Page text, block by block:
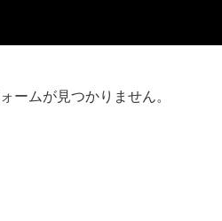
ームが見つかりません。